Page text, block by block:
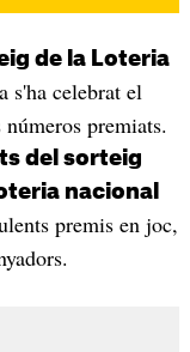
de la Loteria
s'ha celebrat el
premiats.
del sorteig
nacional
premis en joc,